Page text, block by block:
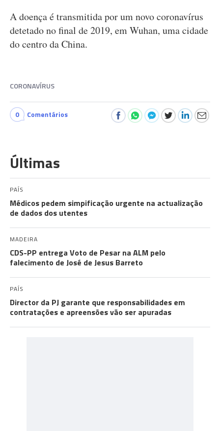
A doença é transmitida por um novo coronavírus
detetado no final de 2019, em Wuhan, uma cidade
do centro da China.
CORONAVÍRUS
0 Comentários
Últimas
PAÍS
Médicos pedem simpificação urgente na actualização
de dados dos utentes
MADEIRA
CDS-PP entrega Voto de Pesar na ALM pelo
falecimento de José de Jesus Barreto
PAÍS
Director da PJ garante que responsabilidades em
contratações e apreensões vão ser apuradas